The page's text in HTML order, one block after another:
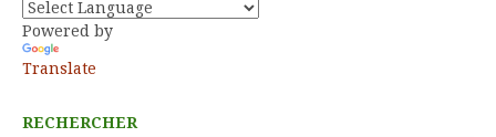
Powered by
Translate
RECHERCHER